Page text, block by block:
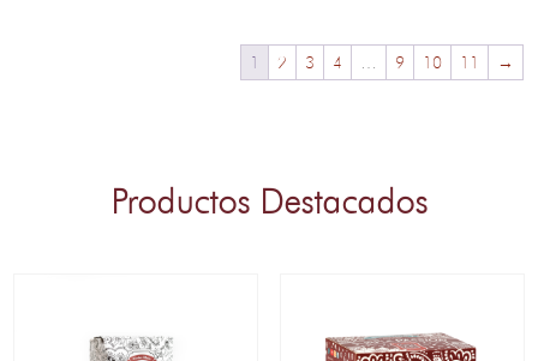
1 2 3 4 9 10 11 →
Productos Destacados